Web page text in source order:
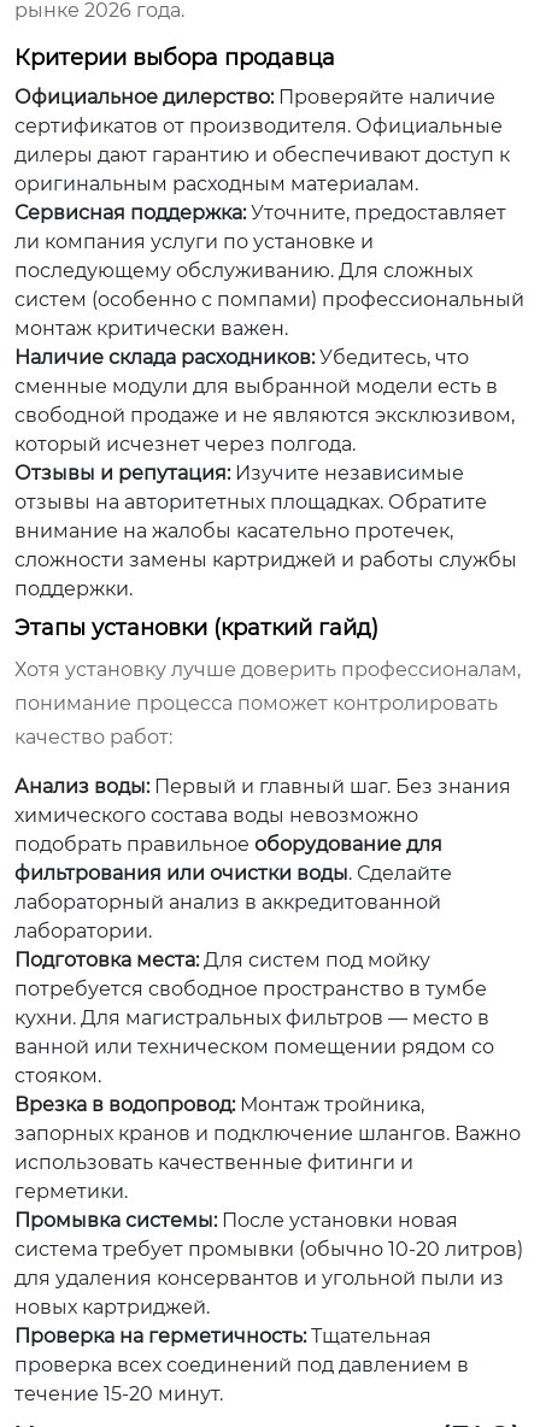
рынке 2026 года.
Критерии выбора продавца
Официальное дилерство:Проверяйте наличие
сертификатов от производителя. Официальные
дилеры дают гарантию и обеспечивают доступ к
оригинальным расходным материалам.
Сервисная поддержка:Уточните, предоставляет
ли компания услуги по установке и
последующему обслуживанию. Для сложных
систем (особенно с помпами) профессиональный
монтаж критически важен.
Наличие склада расходников:Убедитесь, что
сменные модули для выбранной модели есть в
свободной продаже и не являются эксклюзивом,
который исчезнет через полгода.
Отзывы и репутация:Изучите независимые
отзывы на авторитетных площадках. Обратите
внимание на жалобы касательно протечек,
сложности замены картриджей и работы службы
поддержки.
Этапы установки (краткий гайд)
Хотя установку лучше доверить профессионалам,
понимание процесса поможет контролировать
качество работ:
Анализ воды:Первый и главный шаг. Без знания
химического состава воды невозможно
подобрать правильное оборудование для
фильтрования или очистки воды. Сделайте
лабораторный анализ в аккредитованной
лаборатории.
Подготовка места:Для систем под мойку
потребуется свободное пространство в тумбе
кухни. Для магистральных фильтров — место в
ванной или техническом помещении рядом со
стояком.
Врезка в водопровод:Монтаж тройника,
запорных кранов и подключение шлангов. Важно
использовать качественные фитинги и
герметики.
Промывка системы:После установки новая
система требует промывки (обычно 10-20 литров)
для удаления консервантов и угольной пыли из
новых картриджей.
Проверка на герметичность:Тщательная
проверка всех соединений под давлением в
течение 15-20 минут.